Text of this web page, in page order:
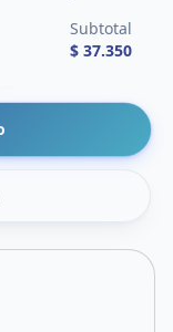
Subtotal
$ 37.350